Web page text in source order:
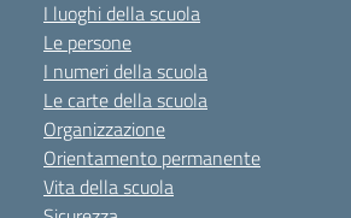
I luoghi della scuola
Le persone
I numeri della scuola
Le carte della scuola
Organizzazione
Orientamento permanente
Vita della scuola